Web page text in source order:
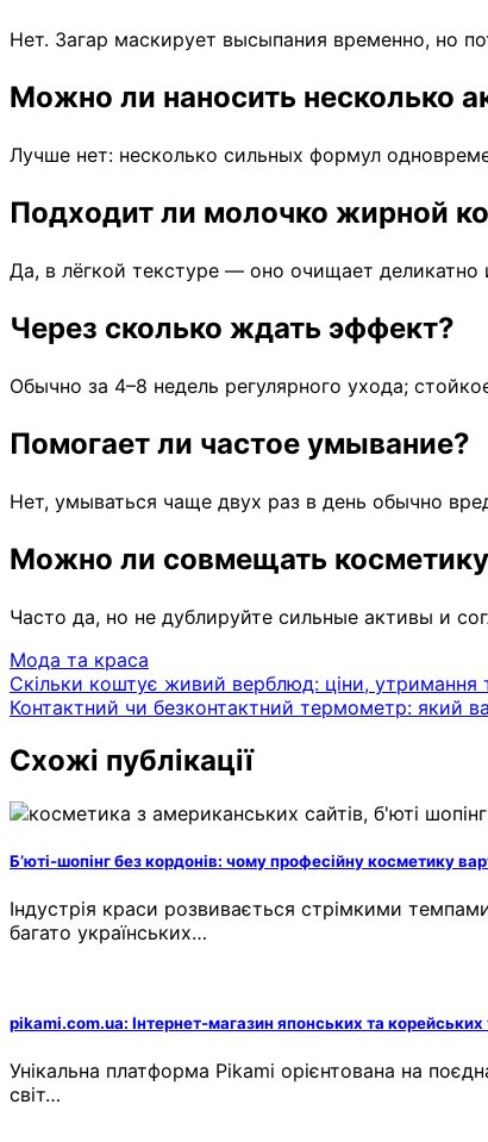
Нет. Загар маскирует высыпания временно, но
Можно ли наносить несколько
Лучше нет: несколько сильных формул
Подходит ли молочко жирной
Да, в лёгкой текстуре — оно очищает деликатно
Через сколько ждать эффект?
Обычно за 4–8 недель регулярного ухода;
Помогает ли частое умывание?
Нет, умываться чаще двух раз в день обычно
Можно ли совмещать
Часто да, но не дублируйте сильные активы и
Мода та краса
Навігація
записів
Скільки коштує живий верблюд: ціни, утримання
Контактний чи безконтактний термометр: який
Схожі публікації
Б’юті-шопінг без кордонів: чому професійну косметику
Індустрія краси розвивається стрімкими
багато українських…
pikami.com.ua: Інтернет-магазин японських та
Унікальна платформа Pikami орієнтована на
світ…